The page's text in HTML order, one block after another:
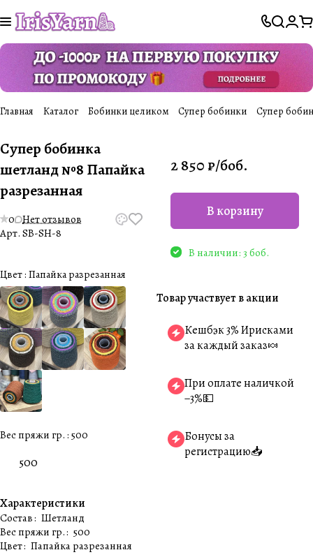
Главная Каталог Бобинки целиком Супер бобинки Супер
Супер бобинка
шетланд №8 Папайка
разрезанная
0 Нет отзывов
Арт. SB-SH-8
Цвет : Папайка разрезанная
Вес пряжи гр. : 500
500
Характеристики
Состав: Шетланд
Вес пряжи гр.: 500
Цвет: Папайка разрезанная
2 850 ₽/боб.
В корзину
В наличии: 3 боб.
Товар участвует в акции
Кешбэк 3% Ирисками
за каждый заказ🍬
При оплате наличкой
−3%💵
Бонусы за
регистрацию📥